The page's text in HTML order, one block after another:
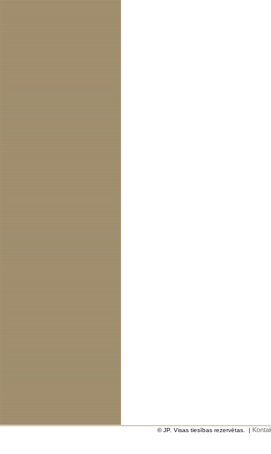
© JP. Visas tiesības rezervētas. |